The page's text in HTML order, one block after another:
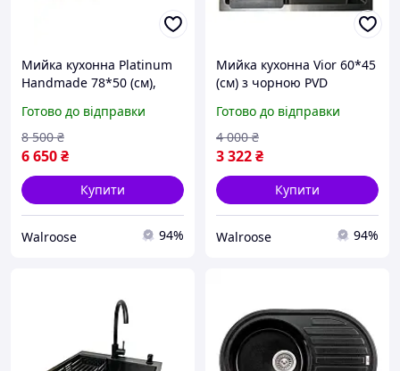
Мийка кухонна Platinum
Handmade 78*50 (см),
PVD поверхнею +
змішувач+дозатор
Готово до відправки
6 650₴
8 500 ₴
Купити
Walroose 94%
Мийка кухонна Vior 60*45
(см) з чорною PVD
дозатор + сифон)
Готово до відправки
3 322₴
4 000 ₴
Купити
Walroose 94%